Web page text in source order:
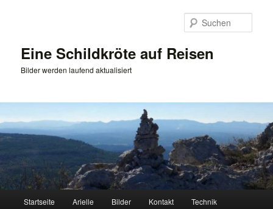
Eine Schildkröte auf Reisen
Bilder werden laufend aktualisiert
Startseite Arielle Bilder Kontakt Technik